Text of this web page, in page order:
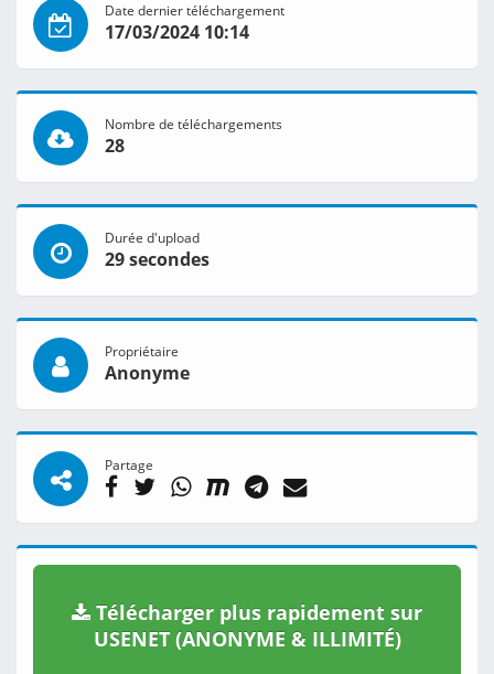
Date dernier téléchargement
17/03/2024 10:14
Nombre de téléchargements
28
Durée d'upload
29 secondes
Propriétaire
Anonyme
Partage
Télécharger plus rapidement sur
USENET (ANONYME & ILLIMITÉ)